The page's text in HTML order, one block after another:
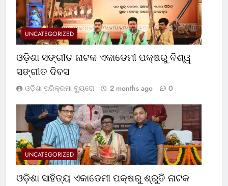
UNCATEGORIZED
ଓଡ଼ିଶା ସଙ୍ଗୀତ ନାଟକ ଏକାଡେମୀ ପକ୍ଷରୁ ବିଶ୍ୱ
ସଙ୍ଗୀତ ଦିବସ
ଓଡ଼ିଶା ପରିକ୍ରମା ବ୍ୟୁରୋ 2 months ago 0
UNCATEGORIZED
ଓଡ଼ିଶା ସାହିତ୍ୟ ଏକାଡେମୀ ପକ୍ଷରୁ ଶ୍ରୁତି ନାଟକ